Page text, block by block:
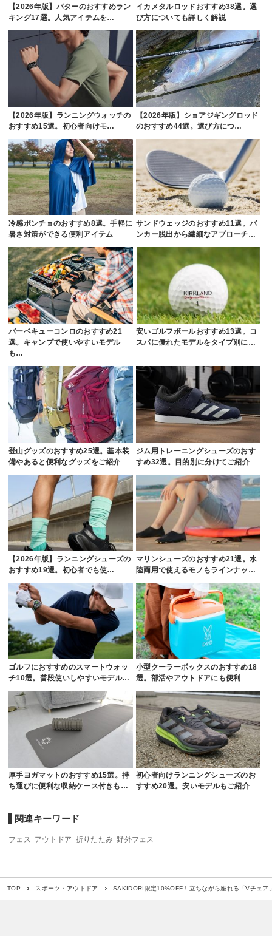
【2026年版】パターのおすすめラン
キング17選。人気アイテムを…
イカメタルロッドおすすめ38選。選
び方についても詳しく解説
【2026年版】ランニングウォッチの
おすすめ15選。初心者向けモ…
【2026年版】ショアジギングロッド
のおすすめ44選。選び方につ…
冷感ポンチョのおすすめ8選。手軽に
暑さ対策ができる便利アイテム
サンドウェッジのおすすめ11選。バ
ンカー脱出から繊細なアプローチ…
バーベキューコンロのおすすめ21
選。キャンプで使いやすいモデル
も…
安いゴルフボールおすすめ13選。コ
スパに優れたモデルをタイプ別に…
登山グッズのおすすめ25選。基本装
備やあると便利なグッズをご紹介
ジム用トレーニングシューズのおす
すめ32選。目的別に分けてご紹介
【2026年版】ランニングシューズの
おすすめ19選。初心者でも使…
マリンシューズのおすすめ21選。水
陸両用で使えるモノもラインナッ…
ゴルフにおすすめのスマートウォッ
チ10選。普段使いしやすいモデル…
小型クーラーボックスのおすすめ18
選。部活やアウトドアにも便利
厚手ヨガマットのおすすめ15選。持
ち運びに便利な収納ケース付きも…
初心者向けランニングシューズのお
すすめ20選。安いモデルもご紹介
関連キーワード
フェス アウトドア 折りたたみ 野外フェス
TOP スポーツ・アウトドア SAKIDORI限定10%OFF！立ちながら座れる「Vチェア